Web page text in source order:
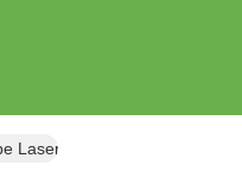
Laser CNC